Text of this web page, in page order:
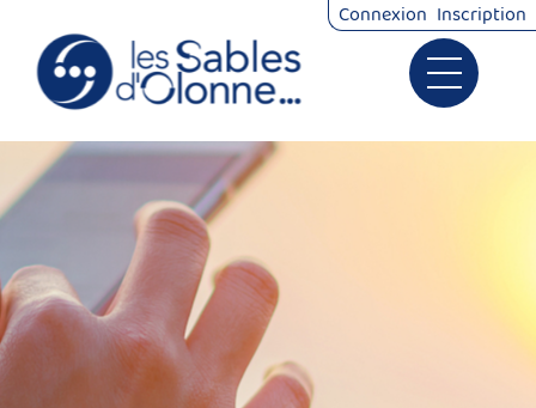
Ouvrir le
Démarches
Connexion Inscription